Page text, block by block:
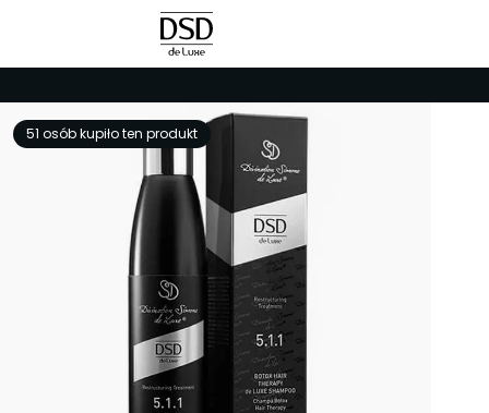
51 osób kupiło ten produkt